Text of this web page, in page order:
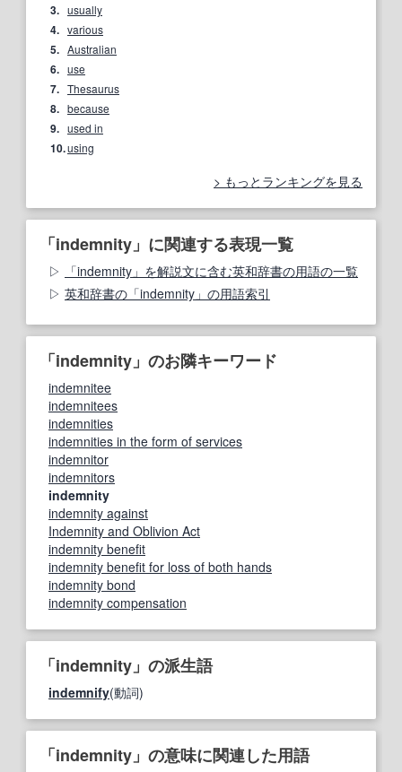
3. usually
4. various
5. Australian
6. use
7. Thesaurus
8. because
9. used in
10.using
もっとランキングを見る
「indemnity」に関連する表現一覧
「indemnity」を解説文に含む英和辞書の用語の一覧
英和辞書の「indemnity」の用語索引
「indemnity」のお隣キーワード
indemnitee
indemnitees
indemnities
indemnities in the form of services
indemnitor
indemnitors
indemnity
indemnity against
Indemnity and Oblivion Act
indemnity benefit
indemnity benefit for loss of both hands
indemnity bond
indemnity compensation
「indemnity」の派生語
indemnify(動詞)
「indemnity」の意味に関連した用語